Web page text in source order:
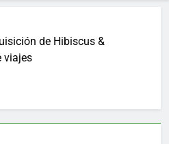
de Hibiscus &
viajes